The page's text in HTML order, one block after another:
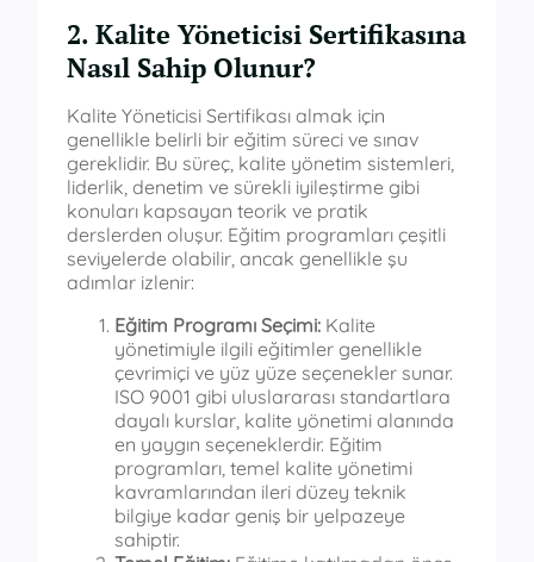
2. Kalite Yöneticisi Sertifikasına
Nasıl Sahip Olunur?
Kalite Yöneticisi Sertifikası almak için
genellikle belirli bir eğitim süreci ve sınav
gereklidir. Bu süreç, kalite yönetim sistemleri,
liderlik, denetim ve sürekli iyileştirme gibi
konuları kapsayan teorik ve pratik
derslerden oluşur. Eğitim programları çeşitli
seviyelerde olabilir, ancak genellikle şu
adımlar izlenir:
Eğitim Programı Seçimi: Kalite
yönetimiyle ilgili eğitimler genellikle
çevrimiçi ve yüz yüze seçenekler sunar.
ISO 9001 gibi uluslararası standartlara
dayalı kurslar, kalite yönetimi alanında
en yaygın seçeneklerdir. Eğitim
programları, temel kalite yönetimi
kavramlarından ileri düzey teknik
bilgiye kadar geniş bir yelpazeye
sahiptir.